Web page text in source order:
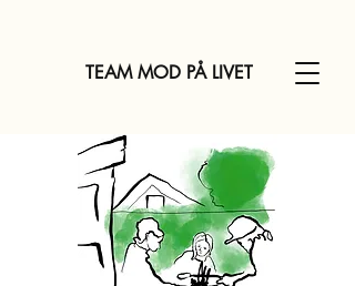
TEAM MOD PÅ LIVET